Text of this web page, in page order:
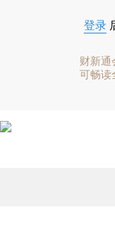
登录
财新通
可畅读